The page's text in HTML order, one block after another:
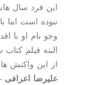
این فرد سال
نبوده است اما
وجو نام او با
البته فیلم
از این واكنش
علیرضا اعرافی